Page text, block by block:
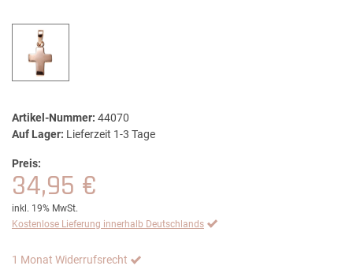
Artikel-Nummer: 44070
Auf Lager: Lieferzeit 1-3 Tage
Preis:
34,95 €
inkl. 19% MwSt.
Kostenlose Lieferung innerhalb Deutschlands
1 Monat Widerrufsrecht